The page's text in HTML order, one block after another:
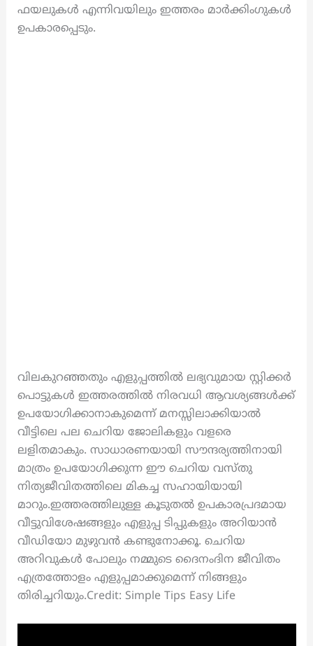
ഫയലുകൾ എന്നിവയിലും ഇത്തരം മാർക്കിംഗുകൾ
ഉപകാരപ്പെടും.
വിലകുറഞ്ഞതും എളുപ്പത്തിൽ ലഭ്യവുമായ സ്റ്റിക്കർ
പൊട്ടുകൾ ഇത്തരത്തിൽ നിരവധി ആവശ്യങ്ങൾക്ക്
ഉപയോഗിക്കാനാകുമെന്ന് മനസ്സിലാക്കിയാൽ
വീട്ടിലെ പല ചെറിയ ജോലികളും വളരെ
ലളിതമാകും. സാധാരണയായി സൗന്ദര്യത്തിനായി
മാത്രം ഉപയോഗിക്കുന്ന ഈ ചെറിയ വസ്തു
നിത്യജീവിതത്തിലെ മികച്ച സഹായിയായി
മാറും.ഇത്തരത്തിലുള്ള കൂടുതൽ ഉപകാരപ്രദമായ
വീട്ടുവിശേഷങ്ങളും എളുപ്പ ടിപ്പുകളും അറിയാൻ
വീഡിയോ മുഴുവൻ കണ്ടുനോക്കൂ. ചെറിയ
അറിവുകൾ പോലും നമ്മുടെ ദൈനംദിന ജീവിതം
എത്രത്തോളം എളുപ്പമാക്കുമെന്ന് നിങ്ങളും
തിരിച്ചറിയും.Credit: Simple Tips Easy Life